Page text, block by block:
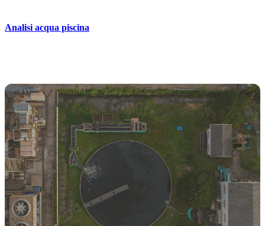
Analisi acqua piscina